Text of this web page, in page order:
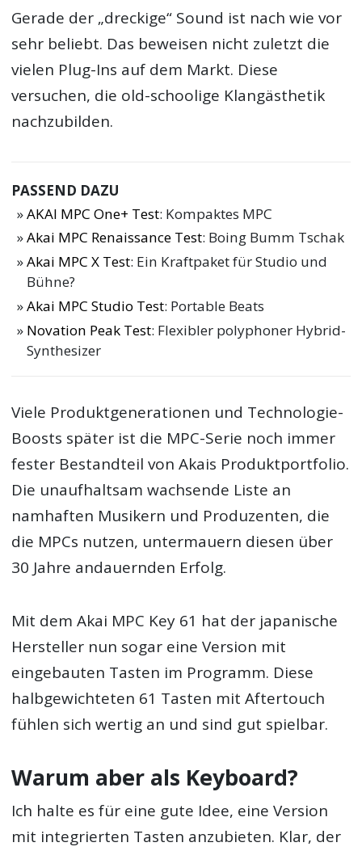
Gerade der „dreckige“ Sound ist nach wie vor
sehr beliebt. Das beweisen nicht zuletzt die
vielen Plug-Ins auf dem Markt. Diese
versuchen, die old-schoolige Klangästhetik
nachzubilden.
PASSEND DAZU
AKAI MPC One+ Test: Kompaktes MPC
Akai MPC Renaissance Test: Boing Bumm Tschak
Akai MPC X Test: Ein Kraftpaket für Studio und
Bühne?
Akai MPC Studio Test: Portable Beats
Novation Peak Test: Flexibler polyphoner Hybrid-
Synthesizer
Viele Produktgenerationen und Technologie-
Boosts später ist die MPC-Serie noch immer
fester Bestandteil von Akais Produktportfolio.
Die unaufhaltsam wachsende Liste an
namhaften Musikern und Produzenten, die
die MPCs nutzen, untermauern diesen über
30 Jahre andauernden Erfolg.
Mit dem Akai MPC Key 61 hat der japanische
Hersteller nun sogar eine Version mit
eingebauten Tasten im Programm. Diese
halbgewichteten 61 Tasten mit Aftertouch
fühlen sich wertig an und sind gut spielbar.
Warum aber als Keyboard?
Ich halte es für eine gute Idee, eine Version
mit integrierten Tasten anzubieten. Klar, der